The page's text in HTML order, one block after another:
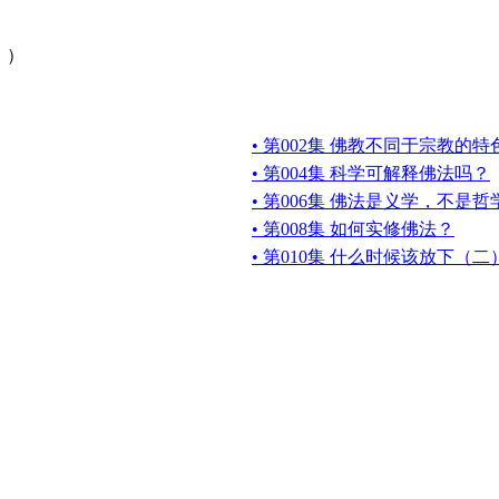
• 第002集 佛教不同于宗教的特
• 第004集 科学可解释佛法吗？
• 第006集 佛法是义学，不是哲
• 第008集 如何实修佛法？
• 第010集 什么时候该放下（二）